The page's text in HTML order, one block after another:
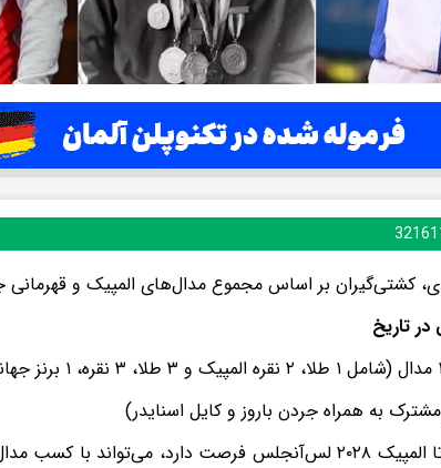
کشتی‌گیران بر اساس مجموع مدال‌های المپیک و قهرمانی
تاریخ
به همراه جردن باروز و کایل اسنایدر)
یزدانی در حالی که تا المپیک ۲۰۲۸ لس‌آنجلس فرصت دارد، می‌تواند